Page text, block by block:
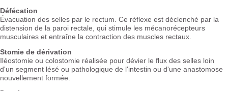
Défécation
Évacuation des selles par le rectum. Ce réflexe est déclenché par la
distension de la paroi rectale, qui stimule les mécanorécepteurs
musculaires et entraîne la contraction des muscles rectaux.
Stomie de dérivation
Iléostomie ou colostomie réalisée pour dévier le flux des selles loin
d'un segment lésé ou pathologique de l'intestin ou d'une anastomose
nouvellement formée.